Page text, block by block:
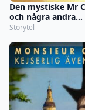
Den mystiske Mr
och några andra
kriminalhistorier
Storytel